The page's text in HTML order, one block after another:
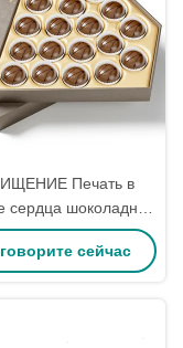
Печать в
шоколадная
на заказ
красочная
сейчас